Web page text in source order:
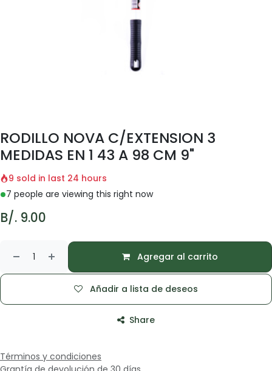
RODILLO NOVA C/EXTENSION 3
MEDIDAS EN 1 43 A 98 CM 9"
9 sold in last 24 hours
7 people are viewing this right now
B/. 9.00
Agregar al carrito
Añadir a lista de deseos
Share
Términos y condiciones